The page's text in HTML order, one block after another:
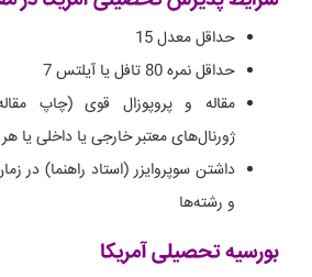
حداقل معدل 15
حداقل نمره 80 تافل یا آیلتس 7
مقاله و پروپوزال قوی (چاپ
ژورنال‌های معتبر خارجی یا داخلی یا
داشتن سوپروایزر (استاد راهنما) در
و رشته‌ها
بورسیه تحصیلی آمریکا